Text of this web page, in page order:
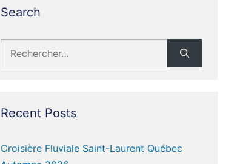
Search
Rechercher :
Recent Posts
Croisière Fluviale Saint-Laurent Québec